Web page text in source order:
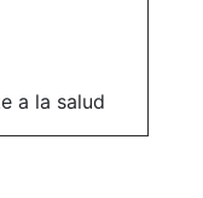
a la salud